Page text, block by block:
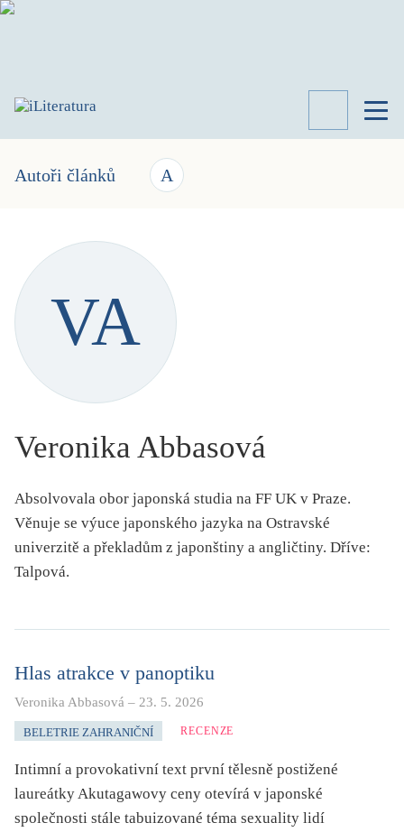
TÉMATA
KNIHY
LITERATURY
UKÁZKA
SLOUPEK
ILIGLOSA
Autoři článků A
VA
Veronika Abbasová
Absolvovala obor japonská studia na FF UK v Praze.
Věnuje se výuce japonského jazyka na Ostravské
univerzitě a překladům z japonštiny a angličtiny. Dříve:
Talpová.
Hlas atrakce v panoptiku
Veronika Abbasová – 23. 5. 2026
BELETRIE ZAHRANIČNÍ RECENZE
Intimní a provokativní text první tělesně postižené
laureátky Akutagawovy ceny otevírá v japonské
společnosti stále tabuizované téma sexuality lidí